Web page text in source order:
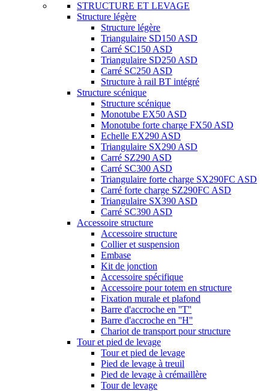
STRUCTURE ET LEVAGE
Structure légère
Structure légère
Triangulaire SD150 ASD
Carré SC150 ASD
Triangulaire SD250 ASD
Carré SC250 ASD
Structure à rail BT intégré
Structure scénique
Structure scénique
Monotube EX50 ASD
Monotube forte charge FX50 ASD
Echelle EX290 ASD
Triangulaire SX290 ASD
Carré SZ290 ASD
Carré SC300 ASD
Triangulaire forte charge SX290FC ASD
Carré forte charge SZ290FC ASD
Triangulaire SX390 ASD
Carré SC390 ASD
Accessoire structure
Accessoire structure
Collier et suspension
Embase
Kit de jonction
Accessoire spécifique
Accessoire pour totem en structure
Fixation murale et plafond
Barre d'accroche en ''T''
Barre d'accroche en ''H''
Chariot de transport pour structure
Tour et pied de levage
Tour et pied de levage
Pied de levage à treuil
Pied de levage à crémaillère
Tour de levage